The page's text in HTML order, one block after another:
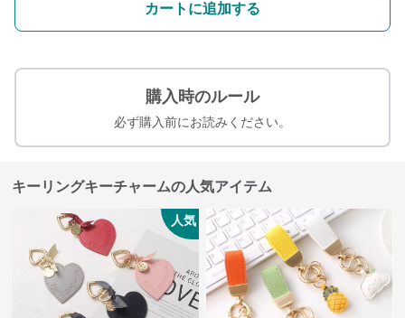
カートに追加する
購入時のルール
必ず購入前にお読みください。
キーリングキーチャームの人気アイテム
人気